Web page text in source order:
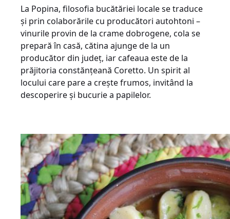
La Popina, filosofia bucătăriei locale se traduce
și prin colaborările cu producători autohtoni –
vinurile provin de la crame dobrogene, cola se
prepară în casă, cătina ajunge de la un
producător din județ, iar cafeaua este de la
prăjitoria constănțeană Coretto. Un spirit al
locului care pare a crește frumos, invitând la
descoperire și bucurie a papilelor.